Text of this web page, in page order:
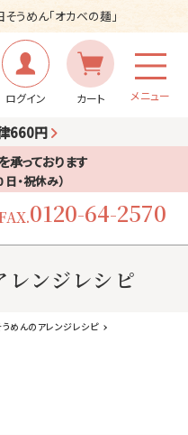
うめん「オカベの麺」
ログイン カート メニュー
660円
承っております
・祝休み）
0120-64-2570
ンジレシピ
めんのアレンジレシピ